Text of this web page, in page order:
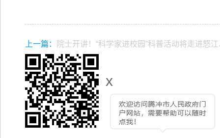
x
上一篇： 院士开讲！“科学家进校园”科普活动将走进怒